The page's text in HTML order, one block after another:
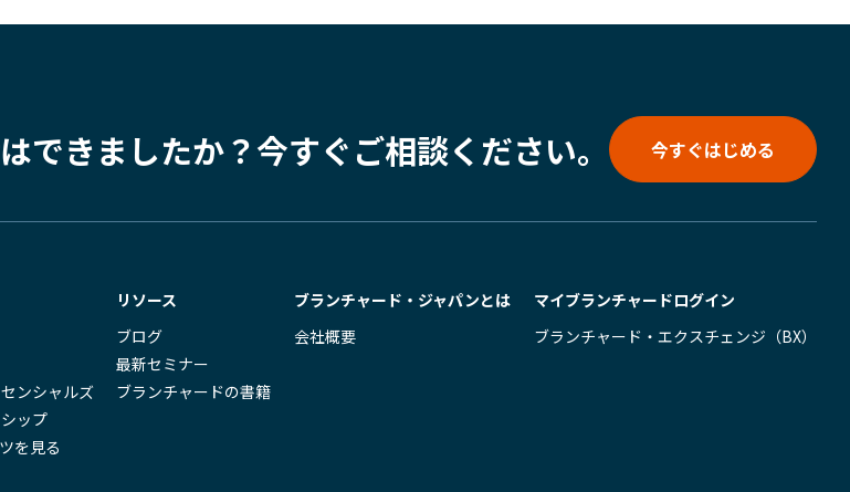
できましたか？今すぐご相談ください。 今すぐはじめる
ンシャルズ
ップ
を見る
リソース
ブログ
最新セミナー
ブランチャードの書籍
ブランチャード・ジャパンとは
会社概要
マイブランチャードログイン
ブランチャード・エクスチェンジ（BX）